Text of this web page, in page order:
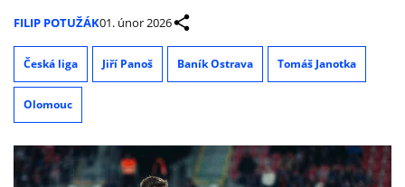
FILIP POTUŽÁK01. únor 2026
Česká liga Jiří Panoš Baník Ostrava Tomáš Janotka
Olomouc